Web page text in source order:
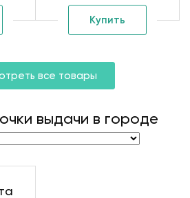
Купить
все товары
выдачи в городе